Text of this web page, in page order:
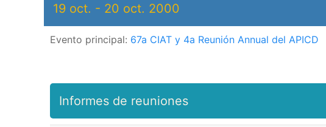
19 oct. - 20 oct. 2000
Evento principal: 67a CIAT y 4a Reunión Annual del APICD
Informes de reuniones